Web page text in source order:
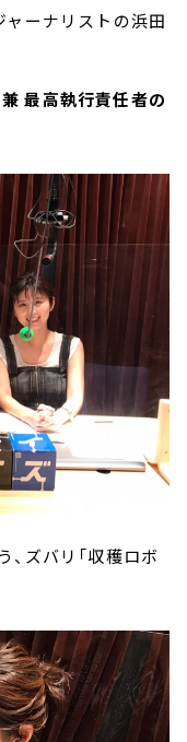
ャーナリストの浜田
最高執行責任者の
ズバリ「収穫ロボ